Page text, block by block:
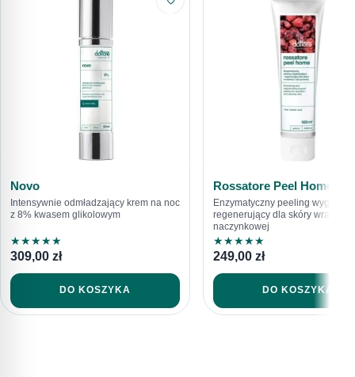
Novo
Intensywnie odmładzający krem na noc
z 8% kwasem glikolowym
★★★★★
309,00 zł
DO KOSZYKA
Rossatore Peel Home
Enzymatyczny peeling
regenerujący dla skóry
naczynkowej
★★★★★
249,00 zł
DO KOSZYKA